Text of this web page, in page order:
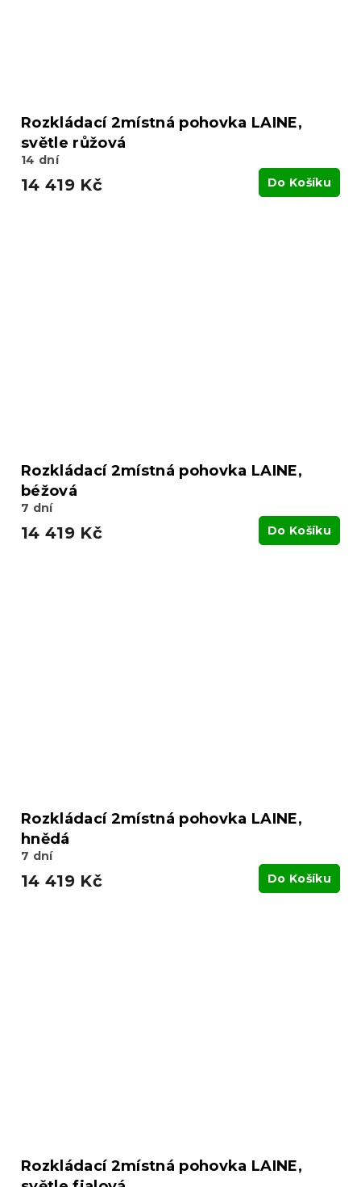
Rozkládací 2místná pohovka LAINE,
světle růžová
14 dní
14 419 Kč Do Košíku
Rozkládací 2místná pohovka LAINE,
béžová
7 dní
14 419 Kč Do Košíku
Rozkládací 2místná pohovka LAINE,
hnědá
7 dní
14 419 Kč Do Košíku
Rozkládací 2místná pohovka LAINE,